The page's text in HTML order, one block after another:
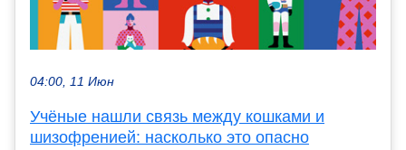
04:00, 11 Июн
Учёные нашли связь между кошками и
шизофренией: насколько это опасно